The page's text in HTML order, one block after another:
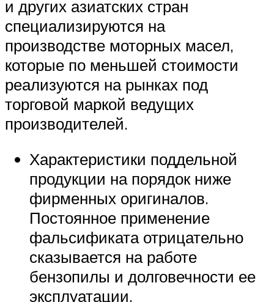
и других азиатских стран
специализируются на
производстве моторных масел,
которые по меньшей стоимости
реализуются на рынках под
торговой маркой ведущих
производителей.
Характеристики поддельной
продукции на порядок ниже
фирменных оригиналов.
Постоянное применение
фальсификата отрицательно
сказывается на работе
бензопилы и долговечности ее
эксплуатации.